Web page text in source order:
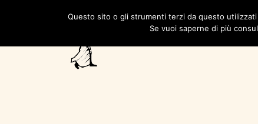
Questo sito o gli strumenti terzi da questo
Se vuoi saperne di più